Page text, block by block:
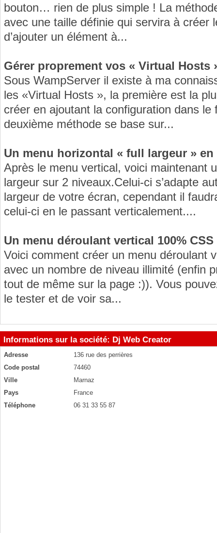
bouton… rien de plus simple ! La
avec une taille définie qui servira à créer
d’ajouter un élément à...
Gérer proprement vos « Virtual Hosts
Sous WampServer il existe à ma
les «Virtual Hosts », la première est la
créer en ajoutant la configuration dans
deuxième méthode se base sur...
Un menu horizontal « full largeur » en
Après le menu vertical, voici maintenant
largeur sur 2 niveaux.Celui-ci s’adapte
largeur de votre écran, cependant il
celui-ci en le passant verticalement....
Un menu déroulant vertical 100% CSS
Voici comment créer un menu déroulant
avec un nombre de niveau illimité (enfin
tout de même sur la page :)). Vous
le tester et de voir sa...
Informations sur la société: Dj Web Creator
Adresse
136 rue des perrières
Code postal
74460
Ville
Marnaz
Pays
France
Téléphone
06 31 33 55 87